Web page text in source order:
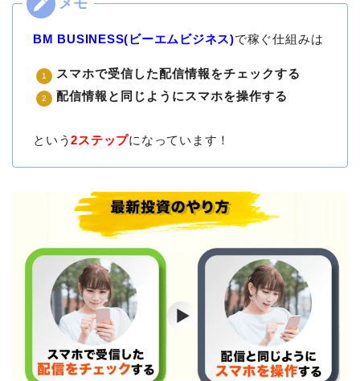
BM BUSINESS(ビーエムビジネス)で稼ぐ仕組みは
スマホで受信した配信情報をチェックする
配信情報と同じようにスマホを操作する
という2ステップになっています！